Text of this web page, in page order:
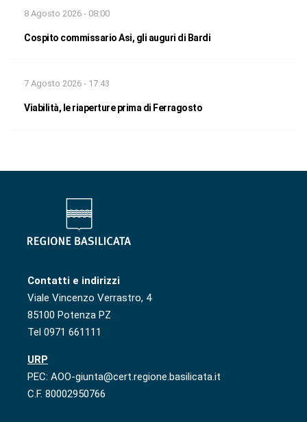
8 Agosto 2026 - 08:00
Cospito commissario Asi, gli auguri di Bardi
7 Agosto 2026 - 17:43
Viabilità, le riaperture prima di Ferragosto
Contatti e indirizzi
Viale Vincenzo Verrastro, 4
85100 Potenza PZ
Tel 0971 661111
URP
PEC: AOO-giunta@cert.regione.basilicata.it
C.F. 80002950766